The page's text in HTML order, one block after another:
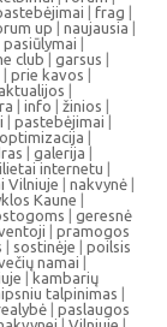
| frag |
up | naujausia |
pasiūlymai |
club | garsus |
| prie kavos |
aktualijos |
| info | žinios |
| pastebėjimai |
optimizacija |
| galerija |
internetu |
Vilniuje | nakvynė |
Kaune |
| geresnė
| pramogos
| sostinėje | poilsis
namai |
|kambarių
talpinimas |
| paslaugos